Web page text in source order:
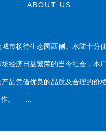
ABOUT US
杨待生态园西侧。水陆十分
日益繁荣的当今社会，本
借优良的品质及合理的价
作。 ...